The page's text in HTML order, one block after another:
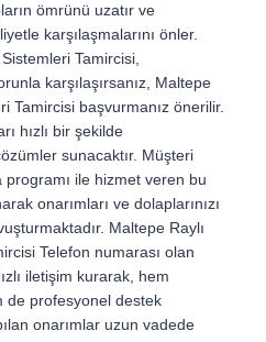
ömrünü uzatır ve
karşılaşmalarını önler.
Tamircisi,
karşılaşırsanız, Maltepe
Tamircisi başvurmanız önerilir.
hızlı bir şekilde
sunacaktır. Müşteri
programı ile hizmet veren bu
onarımları ve dolaplarınızı
Maltepe Raylı
Telefon numarası olan
iletişim kurarak, hem
de profesyonel destek
onarımlar uzun vadede